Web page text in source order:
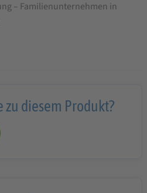
– Familienunternehmen in
zu diesem Produkt?